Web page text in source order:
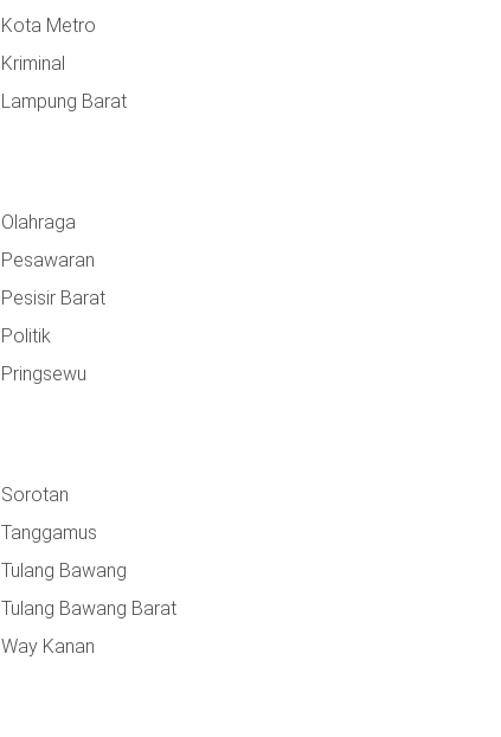
Kota Metro
Kriminal
Lampung Barat
Olahraga
Pesawaran
Pesisir Barat
Politik
Pringsewu
Sorotan
Tanggamus
Tulang Bawang
Tulang Bawang Barat
Way Kanan